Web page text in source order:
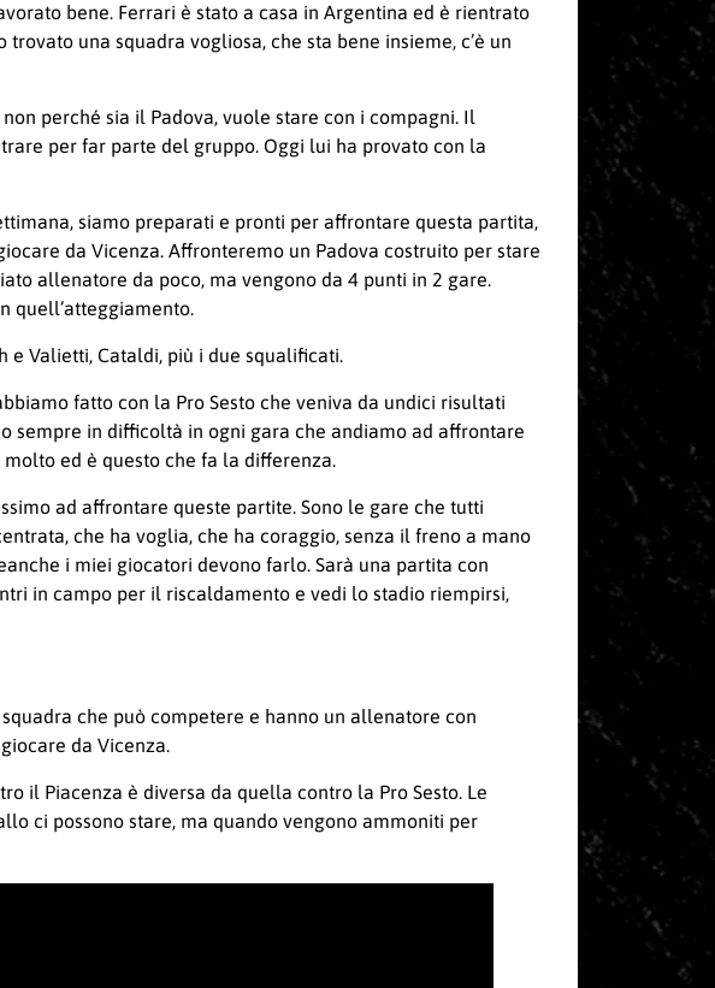
bene. Ferrari è stato a casa in Argentina ed è rientrato
una squadra vogliosa, che sta bene insieme, c’è un
perché sia il Padova, vuole stare con i compagni. Il
per far parte del gruppo. Oggi lui ha provato con la
siamo preparati e pronti per affrontare questa partita,
da Vicenza. Affronteremo un Padova costruito per stare
allenatore da poco, ma vengono da 4 punti in 2 gare.
quell’atteggiamento.
e Valietti, Cataldi, più i due squalificati.
fatto con la Pro Sesto che veniva da undici risultati
sempre in difficoltà in ogni gara che andiamo ad affrontare
ed è questo che fa la differenza.
ad affrontare queste partite. Sono le gare che tutti
che ha voglia, che ha coraggio, senza il freno a mano
i miei giocatori devono farlo. Sarà una partita con
in campo per il riscaldamento e vedi lo stadio riempirsi,
che può competere e hanno un allenatore con
da Vicenza.
il Piacenza è diversa da quella contro la Pro Sesto. Le
ci possono stare, ma quando vengono ammoniti per